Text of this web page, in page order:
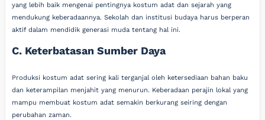
yang lebih baik mengenai pentingnya kostum adat dan sejarah yang
mendukung keberadaannya. Sekolah dan institusi budaya harus berperan
aktif dalam mendidik generasi muda tentang hal ini.
C. Keterbatasan Sumber Daya
Produksi kostum adat sering kali terganjal oleh ketersediaan bahan baku
dan keterampilan menjahit yang menurun. Keberadaan perajin lokal yang
mampu membuat kostum adat semakin berkurang seiring dengan
perubahan zaman.